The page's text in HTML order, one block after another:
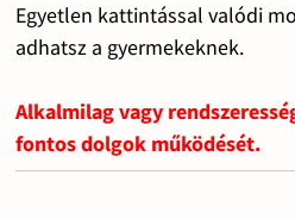
Egyetlen kattintással valódi
adhatsz a gyermekeknek.
Alkalmilag vagy
fontos dolgok működését.